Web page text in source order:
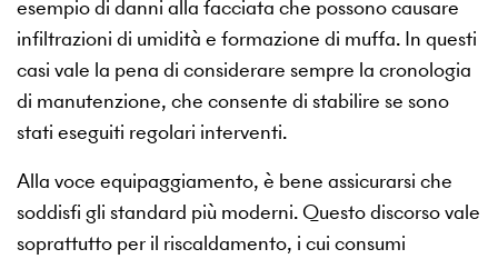
esempio di danni alla facciata che possono causare
infiltrazioni di umidità e formazione di muffa. In questi
casi vale la pena di considerare sempre la cronologia
di manutenzione, che consente di stabilire se sono
stati eseguiti regolari interventi.
Alla voce equipaggiamento, è bene assicurarsi che
soddisfi gli standard più moderni. Questo discorso vale
soprattutto per il riscaldamento, i cui consumi